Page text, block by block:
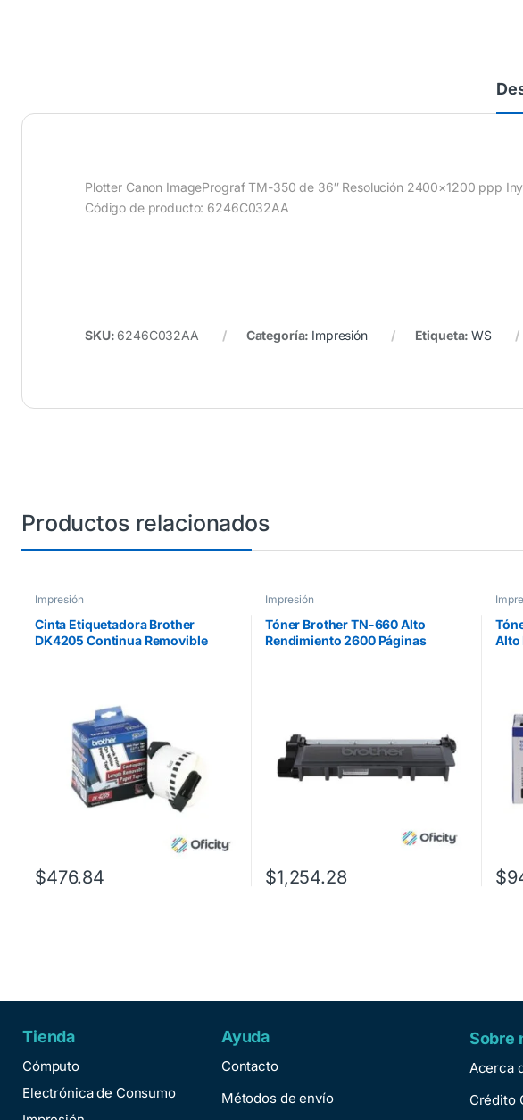
Plotter Canon ImagePrograf TM-350 de 36″ Resolución 2400×1200 ppp
Código de producto: 6246C032AA
SKU:6246C032AA Categoría: Impresión Etiqueta:WS
Productos relacionados
Impresión
Cinta Etiquetadora Brother
DK4205 Continua Removible
$476.84
Impresión
Tóner Brother TN-660 Alto
Rendimiento 2600 Páginas
$1,254.28
Alto
$
Tienda
Cómputo
Electrónica de Consumo
Ayuda
Contacto
Métodos de envío
Sobre
Acerca
Crédito